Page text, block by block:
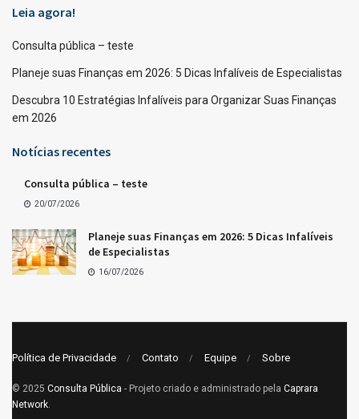
Leia agora!
Consulta pública – teste
Planeje suas Finanças em 2026: 5 Dicas Infalíveis de Especialistas
Descubra 10 Estratégias Infalíveis para Organizar Suas Finanças
em 2026
Notícias recentes
Consulta pública – teste
20/07/2026
Planeje suas Finanças em 2026: 5 Dicas Infalíveis
de Especialistas
16/07/2026
Política de Privacidade Contato Equipe Sobre
© 2025 Consulta Pública - Projeto criado e administrado pela Caprara
Network.